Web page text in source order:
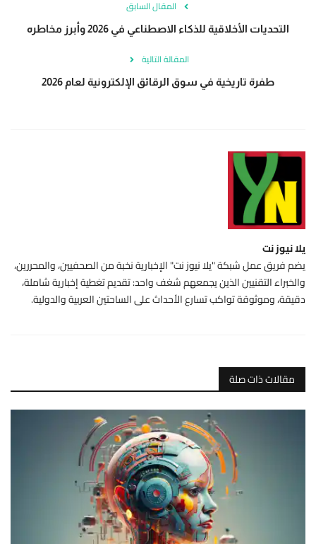
المقال السابق
التحديات الأخلاقية للذكاء الاصطناعي في 2026 وأبرز مخاطره
المقالة التالية
طفرة تاريخية في سوق الرقائق الإلكترونية لعام 2026
يلا نيوز نت
يضم فريق عمل شبكة "يلا نيوز نت" الإخبارية نخبة من الصحفيين، والمحررين،
والخبراء التقنيين الذين يجمعهم شغف واحد: تقديم تغطية إخبارية شاملة،
دقيقة، وموثوقة تواكب تسارع الأحداث على الساحتين العربية والدولية.
مقالات ذات صلة